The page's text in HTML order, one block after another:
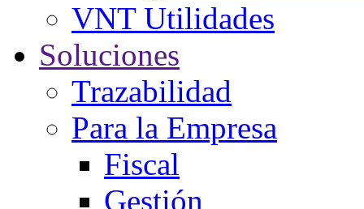
VNT Utilidades
Soluciones
Trazabilidad
Para la Empresa
Fiscal
Gestión